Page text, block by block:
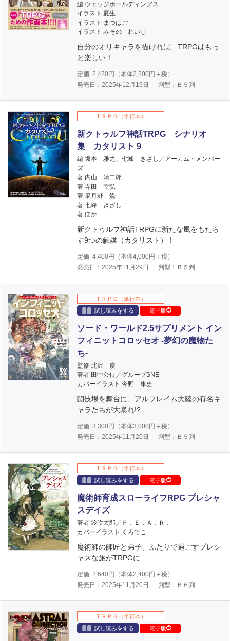
編 ウェッジホールディングス
イラスト 夏生
イラスト まつはご
イラスト みその れいじ
自分のオリキャラを描ければ、TRPGはもっ
と楽しい！
定価 2,420円（本体2,200円＋税）
発売日：2025年12月19日
判型：Ｂ５判
ＴＲＰＧ（単行本）
新クトゥルフ神話TRPG シナリオ
集 カタリスト９
編 坂本 雅之、七峰 きざし／アーカム・メンバー
ズ
著 内山 靖二郎
著 寺田 幸弘
著 皐月野 鷽
著 七峰 きざし
著 ほか
新クトゥルフ神話TRPGに新たな風をもたら
す9つの触媒（カタリスト）！
定価 4,400円（本体4,000円＋税）
発売日：2025年11月29日
判型：Ｂ５判
ＴＲＰＧ（単行本）
試し読みをする
電子版
ソード・ワールド2.5サプリメント イン
フィニットコロッセオ ‐夢幻の魔物た
ち‐
監修 北沢 慶
著者 田中公侍／グループSNE
カバーイラスト 今野 隼史
闘技場を舞台に、アルフレイム大陸の有名キ
ャラたちが大暴れ!?
定価 3,300円（本体3,000円＋税）
発売日：2025年11月20日
判型：Ｂ５判
ＴＲＰＧ（単行本）
試し読みをする
電子版
魔術師育成スローライフRPG プレシャ
スデイズ
著者 鈴吹太郎／Ｆ．Ｅ．Ａ．Ｒ．
カバーイラスト くろでこ
魔術師の師匠と弟子、ふたりで過ごすプレシ
ャスな旅がTRPGに
定価 2,640円（本体2,400円＋税）
発売日：2025年11月20日
判型：Ｂ６判
ＴＲＰＧ（単行本）
試し読みをする
電子版